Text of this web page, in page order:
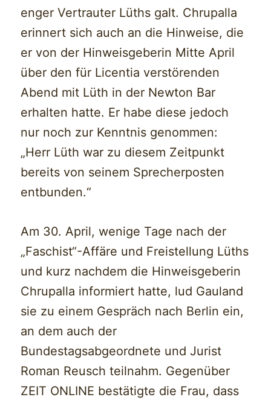
enger Vertrauter Lüths galt. Chrupalla
erinnert sich auch an die Hinweise, die
er von der Hinweisgeberin Mitte April
über den für Licentia verstörenden
Abend mit Lüth in der Newton Bar
erhalten hatte. Er habe diese jedoch
nur noch zur Kenntnis genommen:
„Herr Lüth war zu diesem Zeitpunkt
bereits von seinem Sprecherposten
entbunden.“
Am 30. April, wenige Tage nach der
„Faschist“-Affäre und Freistellung Lüths
und kurz nachdem die Hinweisgeberin
Chrupalla informiert hatte, lud Gauland
sie zu einem Gespräch nach Berlin ein,
an dem auch der
Bundestagsabgeordnete und Jurist
Roman Reusch teilnahm. Gegenüber
ZEIT ONLINE bestätigte die Frau, dass